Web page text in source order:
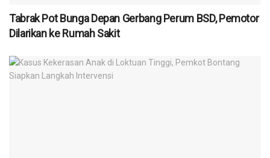
Tabrak Pot Bunga Depan Gerbang Perum BSD, Pemotor
Dilarikan ke Rumah Sakit